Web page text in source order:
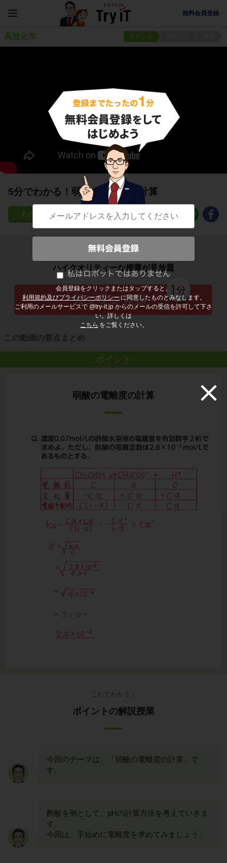
無料会員登録
会員登録をクリックまたはタップすると、
利用規約及びプライバシーポリシー に同意したものとみなします。
ご利用のメールサービスで @try-it.jp からのメールの受信を許可して下さ
い。詳しくは
こちら をご覧ください。
高校化学 ポイント
5分でわかる！弱酸の電離度の計算
95
子どもの勉強から大人の学び直しまで
ハイクオリティーな授業が見放題
この動画の要点まとめ
ポイント
弱酸の電離度の計算
これでわかる！
ポイントの解説授業
今回のテーマは、「弱酸の電離度の計算」で
す。
酢酸を例として、pHの計算方法を考えていきま
す。
今回は、手始めに電離度を求めてみましょう。